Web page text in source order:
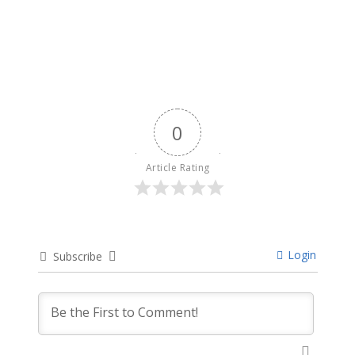
0
Article Rating
Subscribe Login